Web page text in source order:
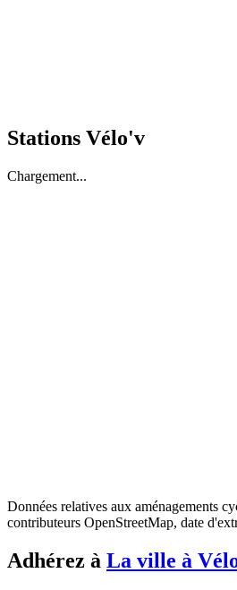
Stations Vélo'v
Chargement...
Données relatives aux aménagements
contributeurs OpenStreetMap, date
Adhérez à La ville à